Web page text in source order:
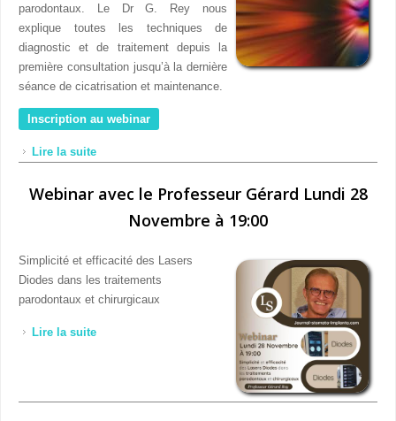
parodontaux. Le Dr G. Rey nous
explique toutes les techniques de
diagnostic et de traitement depuis la
première consultation jusqu’à la dernière
séance de cicatrisation et maintenance.
Inscription au webinar
Lire la suite
Webinar avec le Professeur Gérard Lundi 28
Novembre à 19:00
Simplicité et efficacité des Lasers
Diodes dans les traitements
parodontaux et chirurgicaux
Lire la suite de Webinar avec le Professeur Gérard Lundi 28